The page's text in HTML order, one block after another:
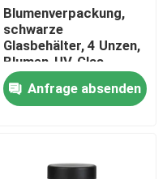
Blumenverpackung,
schwarze
Glasbehälter, 4 Unzen,
Blumen-UV-Glas,
kundenspezifischer
BehälterAnfrage absenden